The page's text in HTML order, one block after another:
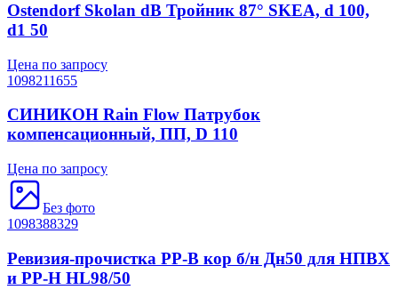
Ostendorf Skolan dB Тройник 87° SKEA, d 100,
d1 50
Цена по запросу
1098211655
СИНИКОН Rain Flow Патрубок
компенсационный, ПП, D 110
Цена по запросу
Без фото
1098388329
Ревизия-прочистка PP-B кор б/н Дн50 для НПВХ
и PP-H HL98/50